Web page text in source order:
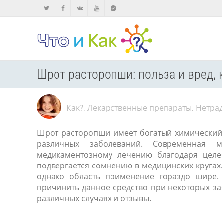
Шрот расторопши: польза и вред,
Как?, Лекарственные препараты,
Шрот расторопши имеет богатый
различных заболеваний.
медикаментозному лечению благодаря
подвергается сомнению в медицинских
однако область применение гораздо
причинить данное средство при некоторых
различных случаях и отзывы.